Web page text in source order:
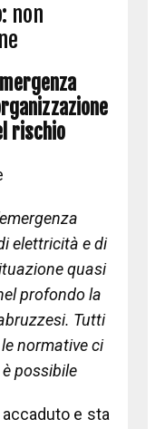
non
rischio
elettricità e di
quasi
profondo la
Tutti
normative ci
possibile
e sta